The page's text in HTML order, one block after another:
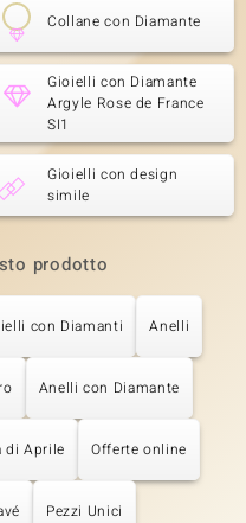
Collane con Diamante
Gioielli con Diamante
Argyle Rose de France
SI1
Gioielli con design
simile
prodotto
con Diamanti Anelli
Anelli con Diamante
di Aprile Offerte online
Pezzi Unici